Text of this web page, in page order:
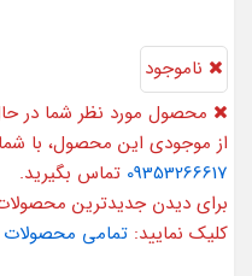
ناموجود
محصول مورد نظر شما در
از موجودی این محصول، با
09353266617 تماس بگیرید.
برای دیدن جدیدترین
کلیک نمایید: تمامی